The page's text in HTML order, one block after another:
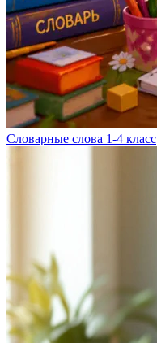
Словарные слова 1-4 класс